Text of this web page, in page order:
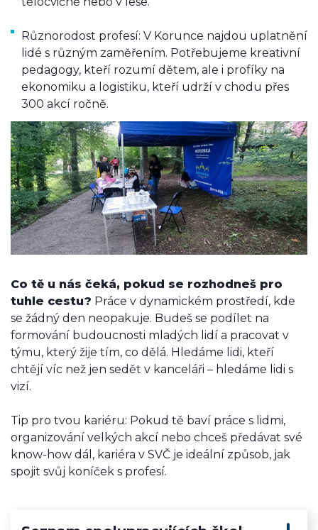
Různorodost profesí: V Korunce najdou uplatnění
lidé s různým zaměřením. Potřebujeme kreativní
pedagogy, kteří rozumí dětem, ale i profíky na
ekonomiku a logistiku, kteří udrží v chodu přes
300 akcí ročně.
Co tě u nás čeká, pokud se rozhodneš pro
tuhle cestu? Práce v dynamickém prostředí, kde
se žádný den neopakuje. Budeš se podílet na
formování budoucnosti mladých lidí a pracovat v
týmu, který žije tím, co dělá. Hledáme lidi, kteří
chtějí víc než jen sedět v kanceláři – hledáme lidi s
vizí.
Tip pro tvou kariéru: Pokud tě baví práce s lidmi,
organizování velkých akcí nebo chceš předávat své
know-how dál, kariéra v SVČ je ideální způsob, jak
spojit svůj koníček s profesí.